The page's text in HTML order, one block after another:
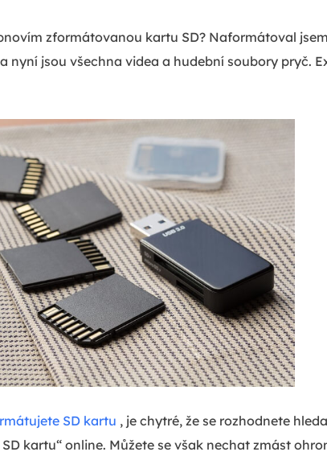
zformátovanou kartu SD? Naformátoval
nyní jsou všechna videa a hudební soubory pryč.
SD kartu , je chytré, že se rozhodnete
kartu“ online. Můžete se však nechat zmást